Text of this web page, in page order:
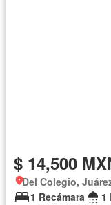
$ 14,500
Del Colegio,
1 Recámara
1